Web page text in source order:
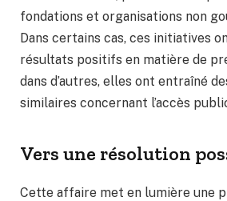
fondations et organisations non
Dans certains cas, ces initiatives
résultats positifs en matière de
dans d’autres, elles ont entraîné
similaires concernant l’accès
Vers une résolution
Cette affaire met en lumière une